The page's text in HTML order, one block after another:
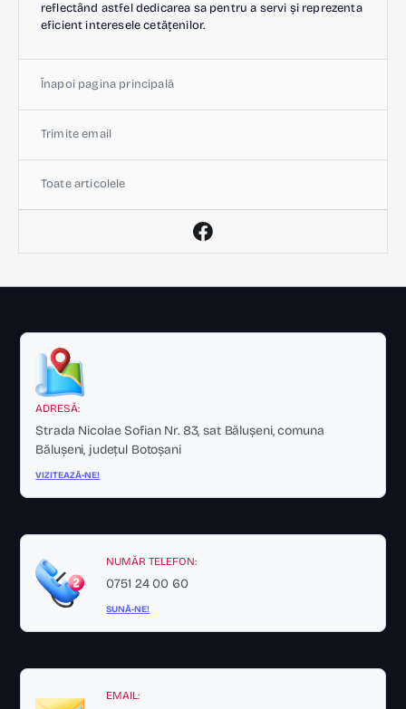
reflectând astfel dedicarea sa pentru a servi și reprezenta
eficient interesele cetățenilor.
Înapoi pagina principală
Trimite email
Toate articolele
ADRESĂ:
Strada Nicolae Sofian Nr. 83, sat Bălușeni, comuna
Bălușeni, județul Botoșani
VIZITEAZĂ-NE!
NUMĂR TELEFON:
0751 24 00 60
SUNĂ-NE!
EMAIL: